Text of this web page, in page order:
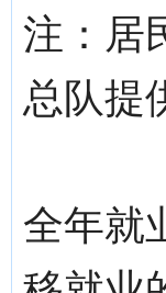
注：居
总队提
全年就